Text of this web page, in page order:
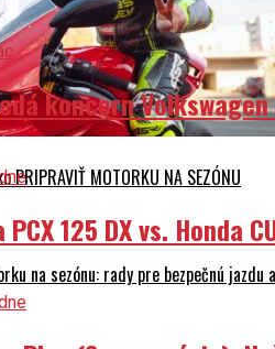
PRIPRAVIŤ MOTORKU NA SEZÓNU
na sezónu: rady pre bezpečnú jazdu
koncern
PCX 125 DX vs.